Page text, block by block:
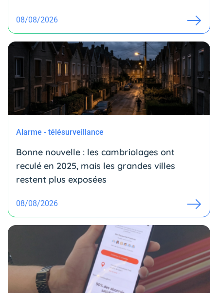
08/08/2026
Alarme - télésurveillance
Bonne nouvelle : les cambriolages ont
reculé en 2025, mais les grandes villes
restent plus exposées
08/08/2026